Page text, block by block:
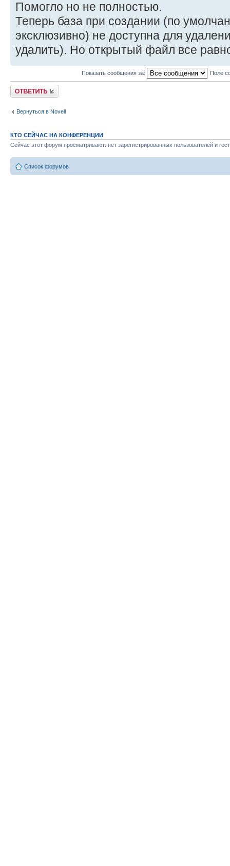
Помогло но не полностью.
Теперь база при создании (по
эксклюзивно) не доступна для
удалить). Но открытый файл все
Показать сообщения за: Поле
Ответить
Вернуться в Novell
КТО СЕЙЧАС НА КОНФЕРЕНЦИИ
Сейчас этот форум просматривают: нет зарегистрированных пользователей и
Список форумов